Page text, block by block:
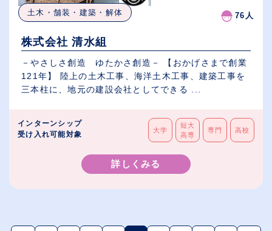
土木・舗装・建築・解体 76人
株式会社 清水組
－やさしさ創造 ゆたかさ創造－ 【おかげさまで創業
121年】 陸上の土木工事、海洋土木工事、建築工事を
三本柱に、地元の建設会社としてできる ...
インターンシップ
受け入れ可能対象
大学
短大
高専
専門 高校
詳しくみる